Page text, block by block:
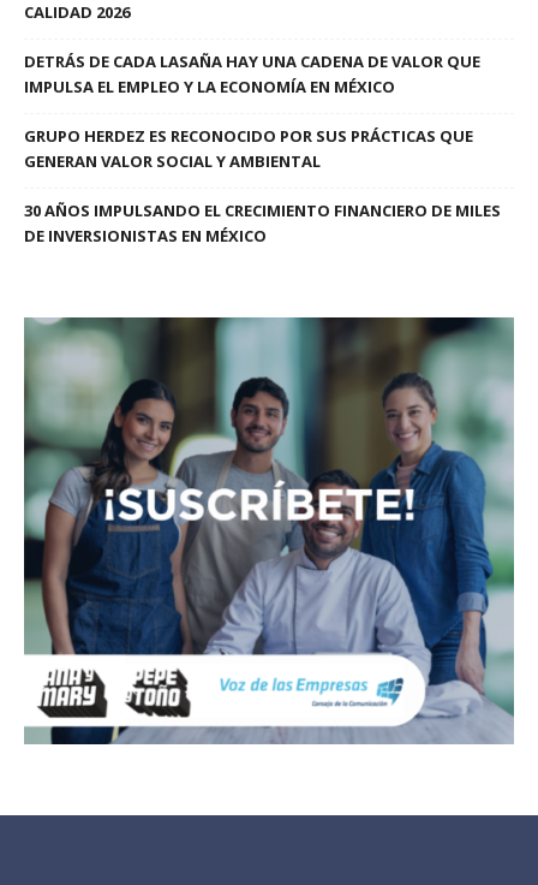
CALIDAD 2026
DETRÁS DE CADA LASAÑA HAY UNA CADENA DE VALOR QUE
IMPULSA EL EMPLEO Y LA ECONOMÍA EN MÉXICO
GRUPO HERDEZ ES RECONOCIDO POR SUS PRÁCTICAS QUE
GENERAN VALOR SOCIAL Y AMBIENTAL
30 AÑOS IMPULSANDO EL CRECIMIENTO FINANCIERO DE MILES
DE INVERSIONISTAS EN MÉXICO